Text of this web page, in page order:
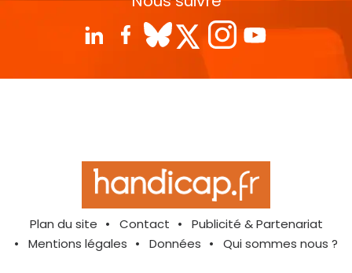
Plan du site Contact
Publicité & Partenariat
Mentions légales
Données Qui sommes nous ?